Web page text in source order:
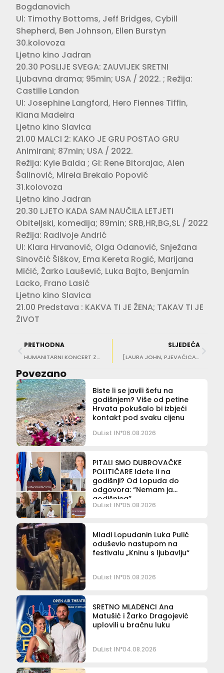
Bogdanovich
Ul: Timothy Bottoms, Jeff Bridges, Cybill
Shepherd, Ben Johnson, Ellen Burstyn
30.kolovoza
Ljetno kino Jadran
20.30 POSLIJE SVEGA: ZAUVIJEK SRETNI
Ljubavna drama; 95min; USA / 2022. ; Režija:
Castille Landon
Ul: Josephine Langford, Hero Fiennes Tiffin,
Kiana Madeira
Ljetno kino Slavica
21.00 MALCI 2: KAKO JE GRU POSTAO GRU
Animirani; 87min; USA / 2022.
Režija: Kyle Balda ; Gl: Rene Bitorajac, Alen
Šalinović, Mirela Brekalo Popović
31.kolovoza
Ljetno kino Jadran
20.30 LJETO KADA SAM NAUČILA LETJETI
Obiteljski, komedija; 89min; SRB,HR,BG,SL / 2022
Režija: Radivoje Andrić
Ul: Klara Hrvanović, Olga Odanović, Snježana
Sinovčić Šiškov, Ema Kereta Rogić, Marijana
Mićić, Žarko Laušević, Luka Bajto, Benjamín
Lacko, Frano Lasić
Ljetno kino Slavica
21.00 Predstava : KAKVA TI JE ŽENA; TAKAV TI JE
ŽIVOT
PRETHODNA
HUMANITARNI KONCERT Za kraj ‘Ljeta u Lazaretima’ nastupa Marko Pecotić Peco
SLJEDEĆA
[LAURA JOHN, PJEVAČICA ‘DETOURA’] Pozornica je moja posebna ljubav, na njoj se osjećam ispunjeno
Povezano
Biste li se javili šefu na
godišnjem? Više od petine
Hrvata pokušalo bi izbjeći
kontakt pod svaku cijenu
DuList IN 06.08.2026
PITALI SMO DUBROVAČKE
POLITIČARE Idete li na
godišnji? Od Lopuda do
odgovora: “Nemam ja
godišnjeg”
DuList IN 05.08.2026
Mladi Lopuđanin Luka Pulić
oduševio nastupom na
festivalu „Kninu s ljubavlju“
DuList IN 05.08.2026
SRETNO MLADENCI Ana
Matušić i Žarko Dragojević
uplovili u bračnu luku
DuList IN 04.08.2026